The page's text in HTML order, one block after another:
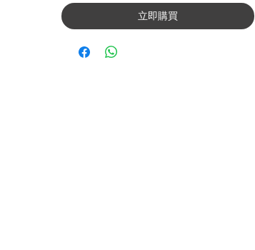
立即購買